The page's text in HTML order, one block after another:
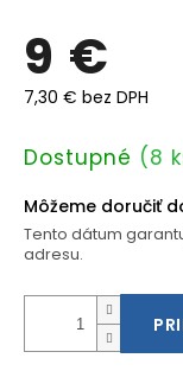
9 €
7,30 € bez DPH
Jednotková
Dostupné (8
Môžeme doručiť
Tento dátum
adresu.